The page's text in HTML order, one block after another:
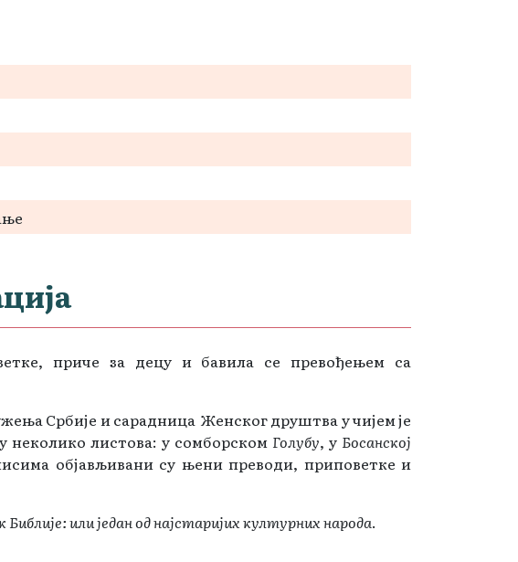
приче за децу и бавила се превођењем са
Србије и сарадница Женског друштва у чијем је
неколико листова: у сомборском Голубу, у Босанској
објављивани су њени преводи, приповетке и
Библије: или један од најстаријих културних народа.